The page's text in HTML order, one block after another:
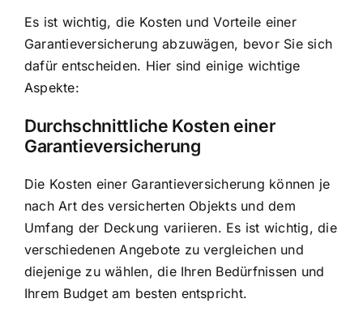
Es ist wichtig, die Kosten und Vorteile einer
Garantieversicherung abzuwägen, bevor Sie sich
dafür entscheiden. Hier sind einige wichtige
Aspekte:
Durchschnittliche Kosten einer
Garantieversicherung
Die Kosten einer Garantieversicherung können je
nach Art des versicherten Objekts und dem
Umfang der Deckung variieren. Es ist wichtig, die
verschiedenen Angebote zu vergleichen und
diejenige zu wählen, die Ihren Bedürfnissen und
Ihrem Budget am besten entspricht.